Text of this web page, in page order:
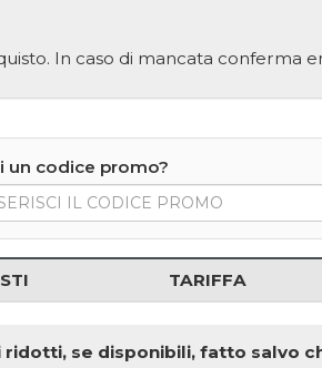
In caso di mancata conferma
un codice promo?
TARIFFA
se disponibili, fatto salvo